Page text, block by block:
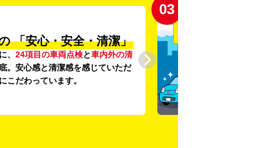
「安心・安全・清潔」
、 24項目の車両点検と車内外の清
。安心感と清潔感を感じていただ
こだわっています。
03